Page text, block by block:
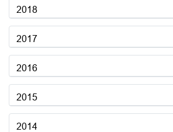
2018
2017
2016
2015
2014